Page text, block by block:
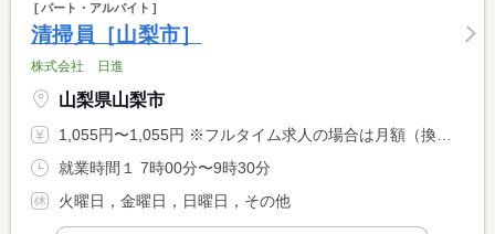
パート・アルバイト
清掃員［山梨市］
株式会社 日進
山梨県山梨市
1,055円〜1,055円 ※フルタイム求人の場合は月額（換算額）、パート求人の場合は時間額を表示しています。
就業時間１ 7時00分〜9時30分
火曜日，金曜日，日曜日，その他